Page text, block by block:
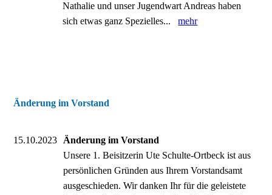
Nathalie und unser Jugendwart Andreas haben
sich etwas ganz Spezielles...mehr
Änderung im Vorstand
15.10.2023
Änderung im Vorstand
Unsere 1. Beisitzerin Ute Schulte-Ortbeck ist aus
persönlichen Gründen aus Ihrem Vorstandsamt
ausgeschieden. Wir danken Ihr für die geleistete